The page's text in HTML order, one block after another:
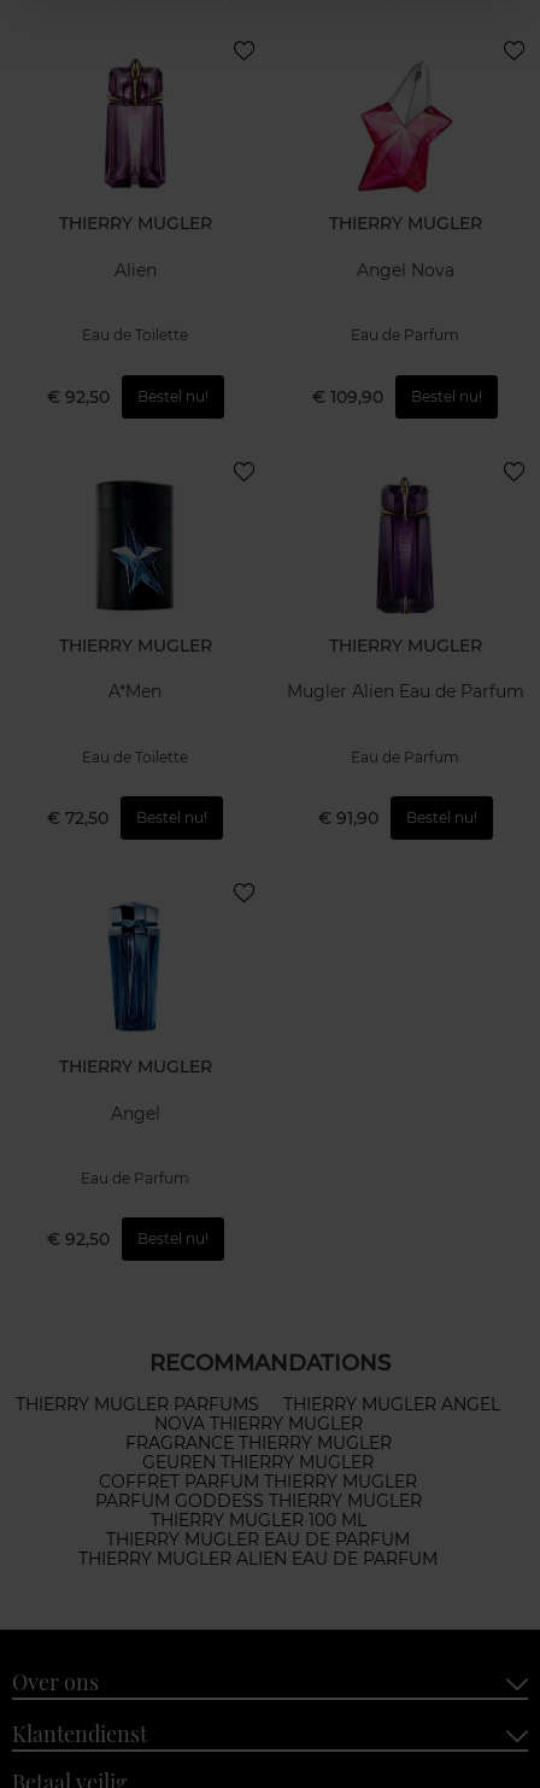
THIERRY MUGLER
Alien
Eau de Toilette
€ 92,50 Bestel nu!
THIERRY MUGLER
Angel Nova
Eau de Parfum
€ 109,90 Bestel nu!
THIERRY MUGLER
A*Men
Eau de Toilette
€ 72,50 Bestel nu!
THIERRY MUGLER
Mugler Alien Eau de Parfum
Eau de Parfum
€ 91,90 Bestel nu!
THIERRY MUGLER
Angel
Eau de Parfum
€ 92,50 Bestel nu!
RECOMMANDATIONS
THIERRY MUGLER PARFUMS
THIERRY MUGLER ANGEL
NOVA THIERRY MUGLER
FRAGRANCE THIERRY MUGLER
GEUREN THIERRY MUGLER
COFFRET PARFUM THIERRY MUGLER
PARFUM GODDESS THIERRY MUGLER
THIERRY MUGLER 100 ML
THIERRY MUGLER EAU DE PARFUM
THIERRY MUGLER ALIEN EAU DE PARFUM
Over ons
Klantendienst